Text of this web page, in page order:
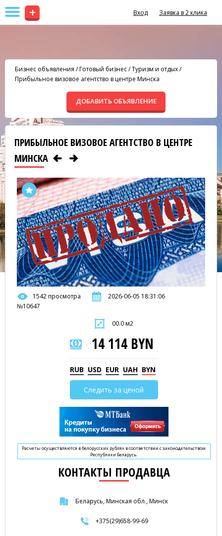
+ Вход Заявка в 2 клика
Бизнес объявления /Готовый бизнес/Туризм и отдых/
Прибыльное визовое агентство в центре Минска
ДОБАВИТЬ ОБЪЯВЛЕНИЕ
ПРИБЫЛЬНОЕ ВИЗОВОЕ АГЕНТСТВО В ЦЕНТРЕ
МИНСКА
1542 просмотра
2026-06-05 18:31:06
№10647
00.0 м2
14 114 BYN
RUB USD EUR UAH BYN
Следить за ценой
Расчеты осуществляются в белорусских рублях в соответствии с законодательством
Республики Беларусь.
КОНТАКТЫ ПРОДАВЦА
Беларусь, Минская обл., Минск
+375(29)658-99-69